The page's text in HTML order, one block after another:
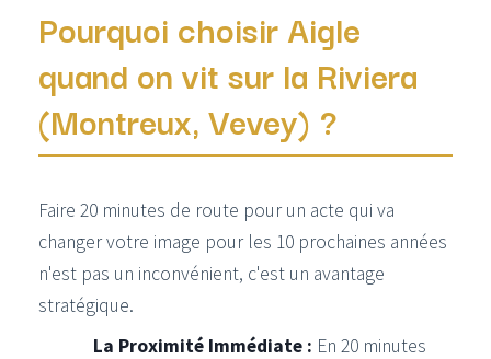
Pourquoi choisir Aigle
quand on vit sur la Riviera
(Montreux, Vevey) ?
Faire 20 minutes de route pour un acte qui va
changer votre image pour les 10 prochaines années
n'est pas un inconvénient, c'est un avantage
stratégique.
La Proximité Immédiate : En 20 minutes